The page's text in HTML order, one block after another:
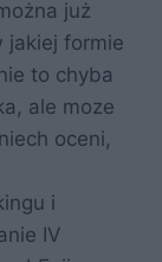
już
jakiej formie
to chyba
ale moze
oceni,
i
IV